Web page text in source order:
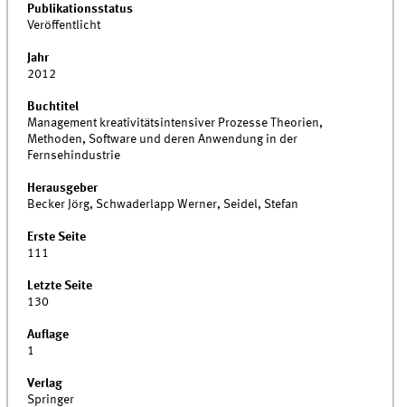
Publikationsstatus
Veröffentlicht
Jahr
2012
Buchtitel
Management kreativitätsintensiver Prozesse Theorien,
Methoden, Software und deren Anwendung in der
Fernsehindustrie
Herausgeber
Becker Jörg, Schwaderlapp Werner, Seidel, Stefan
Erste Seite
111
Letzte Seite
130
Auflage
1
Verlag
Springer